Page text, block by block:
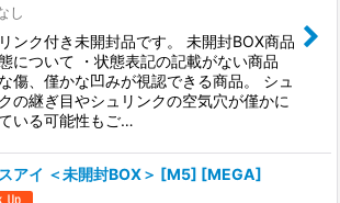
し
ンク付き未開封品です。 未開封BOX商品
について ・状態表記の記載がない商品
傷、僅かな凹みが視認できる商品。 シュ
の継ぎ目やシュリンクの空気穴が僅かに
いる可能性もご…
アイ ＜未開封BOX＞ [M5] [MEGA]